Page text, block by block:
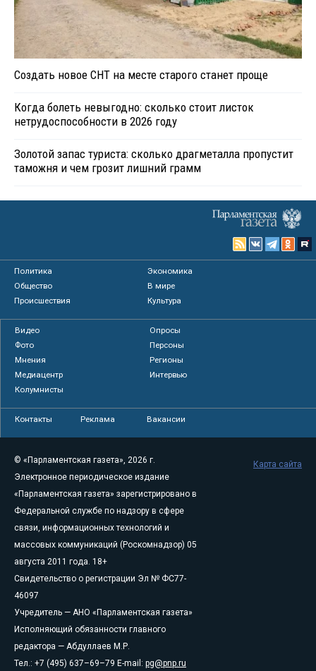
Создать новое СНТ на месте старого станет проще
Когда болеть невыгодно: сколько стоит листок
нетрудоспособности в 2026 году
Золотой запас туриста: сколько драгметалла пропустит
таможня и чем грозит лишний грамм
Политика
Экономика
Общество
В мире
Происшествия
Культура
Видео
Опросы
Фото
Персоны
Мнения
Регионы
Медиацентр
Интервью
Колумнисты
Контакты Реклама Вакансии
© «Парламентская газета», 2026 г.
Электронное периодическое издание
«Парламентская газета» зарегистрировано в
Федеральной службе по надзору в сфере
связи, информационных технологий и
массовых коммуникаций (Роскомнадзор) 05
августа 2011 года. 18+
Свидетельство о регистрации Эл № ФС77-
46097
Учредитель — АНО «Парламентская газета»
Исполняющий обязанности главного
редактора — Абдуллаев М.Р.
Тел.: +7 (495) 637–69–79 E-mail: pg@pnp.ru
Карта сайта